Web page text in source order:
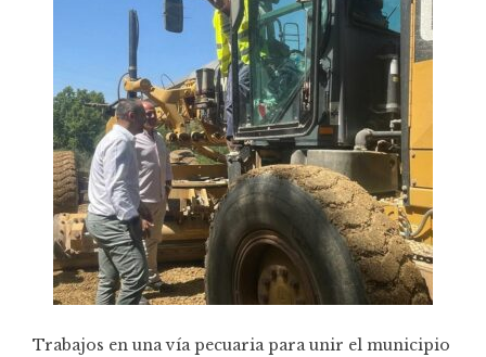
Trabajos en una vía pecuaria para unir el municipio